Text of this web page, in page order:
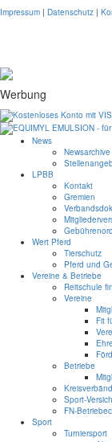
Impressum | Datenschutz |
Werbung
News
Newsarchive
LPBB
Kontakt
Gremien
Wert Pferd
Tierschutz
Pferd und
Vereine & Betriebe
Reitschule
Vereine
Fit
Betriebe
Sport-
FN-
Sport
Turniersport